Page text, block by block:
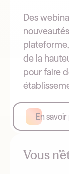
Des
de la
pour faire
En
Vous